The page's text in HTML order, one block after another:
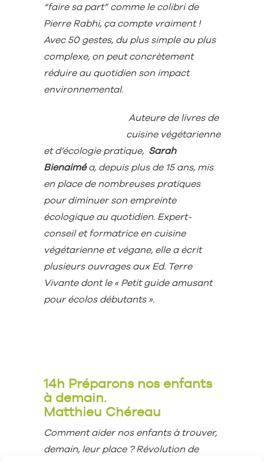
“faire sa part” comme le colibri de
Pierre Rabhi, ça compte vraiment !
Avec 50 gestes, du plus simple au plus
complexe, on peut concrètement
réduire au quotidien son impact
environnemental.
Auteure de livres de
cuisine végétarienne
et d’écologie pratique, Sarah
Bienaiméa, depuis plus de 15 ans, mis
en place de nombreuses pratiques
pour diminuer son empreinte
écologique au quotidien. Expert-
conseil et formatrice en cuisine
végétarienne et végane, elle a écrit
plusieurs ouvrages aux Ed. Terre
Vivante dont le « Petit guide amusant
pour écolos débutants ».
14h Préparons nos enfants
à demain.
Matthieu Chéreau
Comment aider nos enfants à trouver,
demain, leur place ? Révolution de